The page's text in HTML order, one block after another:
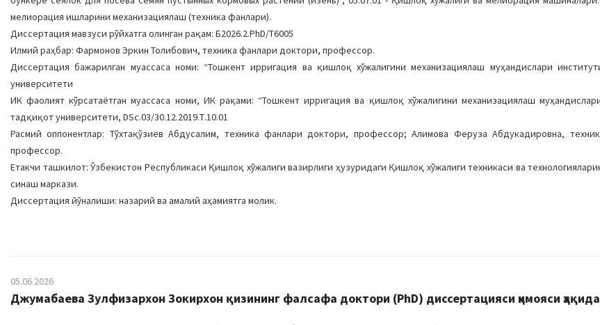
мелиорация ишларини механизациялаш (техника фанлари).
Диссертация мавзуси рўйхатга олинган рақам: Б2026.2.PhD/Т6005
Илмий раҳбар: Фармонов Эркин Толибович, техника фанлари доктори, профессор.
Диссертация бажарилган муассаса номи: “Тошкент ирригация ва қишлоқ хўжалигини механизациялаш муҳандислари
университети
ИК фаолият кўрсатаётган муассаса номи, ИК рақами: “Тошкент ирригация ва қишлоқ хўжалигини механизациялаш
тадқиқот университети, DSc.03/30.12.2019.Т.10.01
Расмий оппонентлар: Тўхтақўзиев Абдусалим, техника фанлари доктори, профессор; Алимова Феруза Абдукадировна,
профессор.
Етакчи ташкилот: Ўзбекистон Республикаси Қишлоқ хўжалиги вазирлиги ҳузуридаги Қишлоқ хўжалиги техникаси ва
синаш маркази.
Диссертация йўналиши: назарий ва амалий аҳамиятга молик.
05.06.2026
Джумабаева Зулфизархон Зокирхон қизининг фалсафа доктори (PhD) диссертацияси ҳимояси